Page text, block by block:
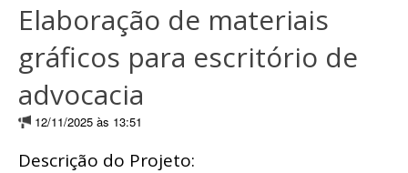
Elaboração de materiais
gráficos para escritório de
advocacia
12/11/2025 às 13:51
Descrição do Projeto: